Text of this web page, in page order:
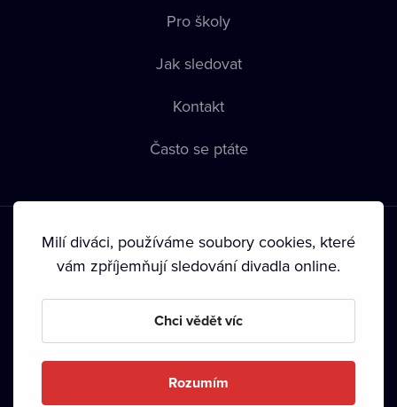
Pro školy
Jak sledovat
Kontakt
Často se ptáte
Podmínky používání • Ochrana soukromí • Zásady používání
• Autorská práva•
Milí diváci, používáme soubory cookies, které
vám zpříjemňují sledování divadla online.
Chci vědět víc
Rozumím